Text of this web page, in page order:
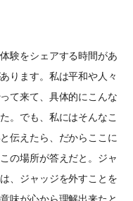
験をシェアする時間があ
ります。私は平和や人々
て来て、具体的にこんな
。でも、私にはそんなこ
伝えたら、だからここに
の場所が答えだと。ジャ
、ジャッジを外すことを